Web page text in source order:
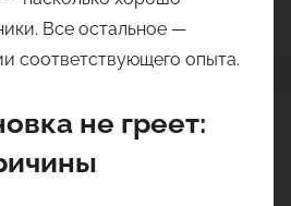
Все остальное —
соответствующего опыта.
не греет: